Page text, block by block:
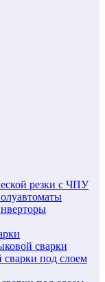
резки с ЧПУ
сварки
сварки под слоем